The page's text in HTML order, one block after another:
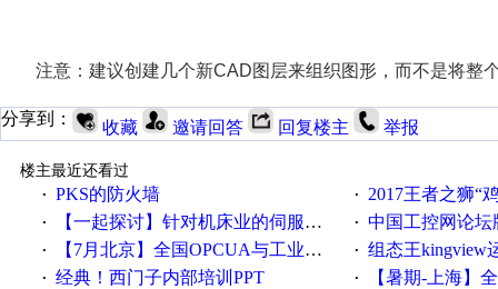
注意：建议创建几个新CAD图层来组织图形，而不是将整
分享到： 收藏 邀请回答 回复楼主 举报
楼主最近还看过
· PKS的防火墙 · 2017王者之狮“鸡”情签到
· 【一起探讨】针对机床业的伺服系统发展，您的期望是什么？ · 中国工控网论坛版
· 【7月北京】全国OPCUA与工业互联技术培训班通知！ · 组态王kingview
· 经典！西门子内部培训PPT · 【暑期-上海】全国工业